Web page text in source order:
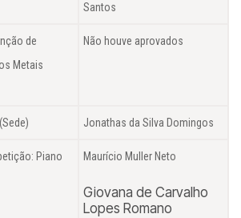
Santos
de
Metais
Não houve aprovados
Jonathas da Silva Domingos
Piano
Maurício Muller Neto
Giovana de Carvalho
Lopes Romano